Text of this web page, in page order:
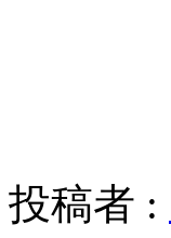
投稿者 :